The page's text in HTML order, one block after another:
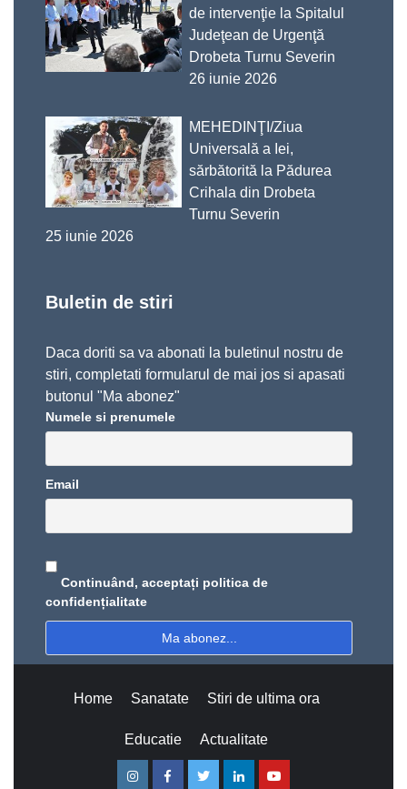
de intervenţie la Spitalul
Judeţean de Urgenţă
Drobeta Turnu Severin
26 iunie 2026
MEHEDINŢI/Ziua
Universală a Iei,
sărbătorită la Pădurea
Crihala din Drobeta
Turnu Severin
25 iunie 2026
Buletin de stiri
Daca doriti sa va abonati la buletinul nostru de
stiri, completati formularul de mai jos si apasati
butonul "Ma abonez"
Numele si prenumele
Email
Continuând, acceptați politica de
confidențialitate
Home Sanatate Stiri de ultima ora
Educatie Actualitate
InstagramFacebookTwitterLinkedinYoutube